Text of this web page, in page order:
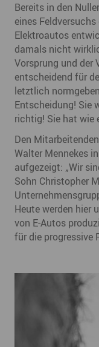
Bereits in den
eines
Elektroautos
damals nicht
Vorsprung und der
entscheidend für
letztlich
Entscheidung! Sie
richtig! Sie hat wie
Den
Walter Mennekes
aufgezeigt: „Wir
Sohn Christopher
Heute werden hier
von E-Autos
für die progressive